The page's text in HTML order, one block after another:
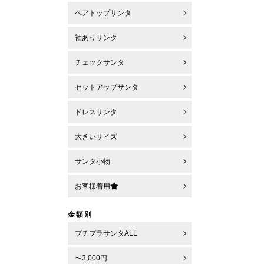
ベアトップサンタ
袖ありサンタ
チェックサンタ
セットアップサンタ
ドレスサンタ
大きいサイズ
サンタ小物
お客様着用
金額別
プチプラサンタALL
〜3,000円